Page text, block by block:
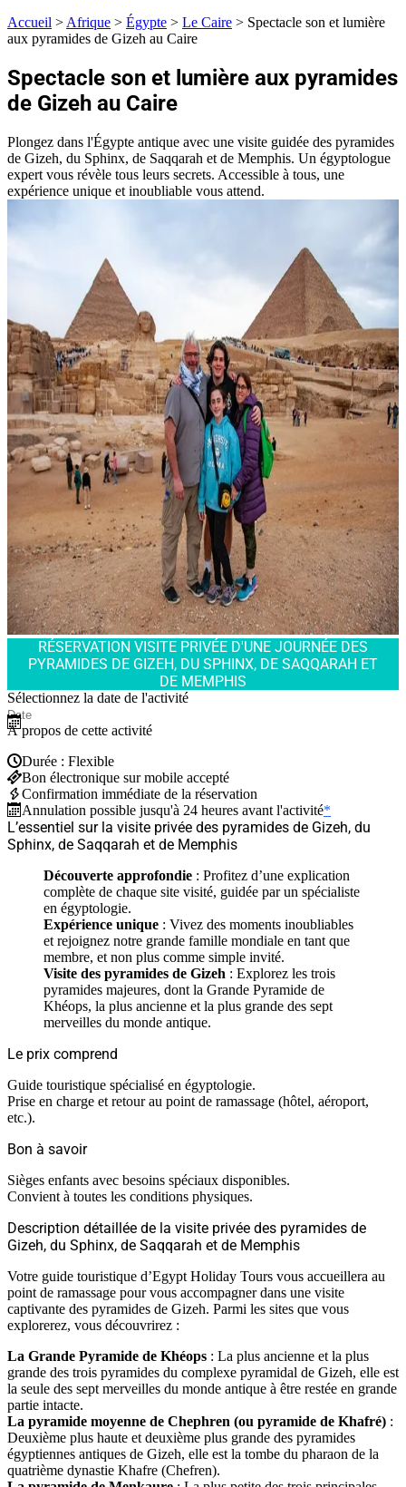
Accueil > Afrique > Égypte > Le Caire > Spectacle son et lumière
aux pyramides de Gizeh au Caire
Spectacle son et lumière aux pyramides
de Gizeh au Caire
Plongez dans l'Égypte antique avec une visite guidée des pyramides
de Gizeh, du Sphinx, de Saqqarah et de Memphis. Un égyptologue
expert vous révèle tous leurs secrets. Accessible à tous, une
expérience unique et inoubliable vous attend.
RÉSERVATION VISITE PRIVÉE D'UNE JOURNÉE DES
PYRAMIDES DE GIZEH, DU SPHINX, DE SAQQARAH ET
DE MEMPHIS
Sélectionnez la date de l'activité
À propos de cette activité
Durée : Flexible
Bon électronique sur mobile accepté
Confirmation immédiate de la réservation
Annulation possible jusqu'à 24 heures avant l'activité*
L’essentiel sur la visite privée des pyramides de Gizeh, du
Sphinx, de Saqqarah et de Memphis
Découverte approfondie : Profitez d’une explication
complète de chaque site visité, guidée par un spécialiste
en égyptologie.
Expérience unique : Vivez des moments inoubliables
et rejoignez notre grande famille mondiale en tant que
membre, et non plus comme simple invité.
Visite des pyramides de Gizeh : Explorez les trois
pyramides majeures, dont la Grande Pyramide de
Khéops, la plus ancienne et la plus grande des sept
merveilles du monde antique.
Le prix comprend
Guide touristique spécialisé en égyptologie.
Prise en charge et retour au point de ramassage (hôtel, aéroport,
etc.).
Bon à savoir
Sièges enfants avec besoins spéciaux disponibles.
Convient à toutes les conditions physiques.
Description détaillée de la visite privée des pyramides de
Gizeh, du Sphinx, de Saqqarah et de Memphis
Votre guide touristique d’Egypt Holiday Tours vous accueillera au
point de ramassage pour vous accompagner dans une visite
captivante des pyramides de Gizeh. Parmi les sites que vous
explorerez, vous découvrirez :
La Grande Pyramide de Khéops : La plus ancienne et la plus
grande des trois pyramides du complexe pyramidal de Gizeh, elle est
la seule des sept merveilles du monde antique à être restée en grande
partie intacte.
La pyramide moyenne de Chephren (ou pyramide de Khafré) :
Deuxième plus haute et deuxième plus grande des pyramides
égyptiennes antiques de Gizeh, elle est la tombe du pharaon de la
quatrième dynastie Khafre (Chefren).